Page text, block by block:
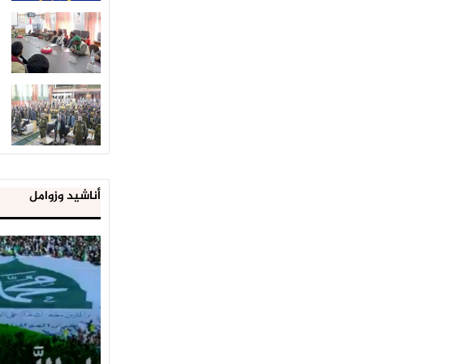
أناشيد وزوامل
العدو
الإسرائيلي
اعتقل
543
طفلا
فلسطينيا
خلال
يناير 31, 2021